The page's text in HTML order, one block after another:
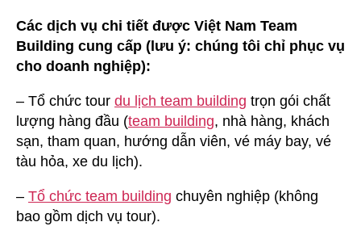
Các dịch vụ chi tiết được Việt Nam Team
Building cung cấp (lưu ý: chúng tôi chỉ phục vụ
cho doanh nghiệp):
– Tổ chức tour du lịch team building trọn gói chất
lượng hàng đầu (team building, nhà hàng, khách
sạn, tham quan, hướng dẫn viên, vé máy bay, vé
tàu hỏa, xe du lịch).
– Tổ chức team building chuyên nghiệp (không
bao gồm dịch vụ tour).